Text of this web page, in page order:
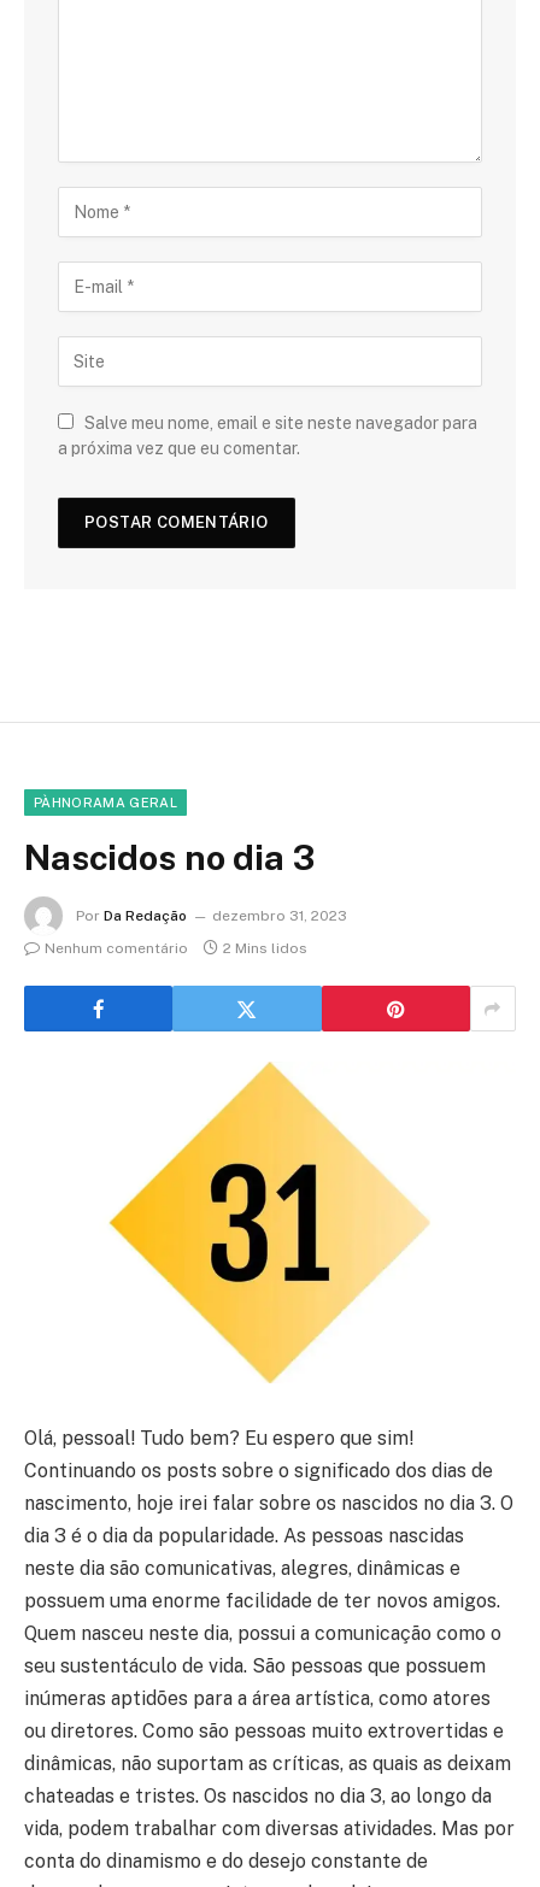
Salve meu nome, email e site neste navegador para
a próxima vez que eu comentar.
PÀHNORAMA GERAL
Nascidos no dia 3
Por Da Redação
dezembro 31, 2023
Nenhum comentário
2 Mins lidos
Olá, pessoal! Tudo bem? Eu espero que sim!
Continuando os posts sobre o significado dos dias de
nascimento, hoje irei falar sobre os nascidos no dia 3. O
dia 3 é o dia da popularidade. As pessoas nascidas
neste dia são comunicativas, alegres, dinâmicas e
possuem uma enorme facilidade de ter novos amigos.
Quem nasceu neste dia, possui a comunicação como o
seu sustentáculo de vida. São pessoas que possuem
inúmeras aptidões para a área artística, como atores
ou diretores. Como são pessoas muito extrovertidas e
dinâmicas, não suportam as críticas, as quais as deixam
chateadas e tristes. Os nascidos no dia 3, ao longo da
vida, podem trabalhar com diversas atividades. Mas por
conta do dinamismo e do desejo constante de